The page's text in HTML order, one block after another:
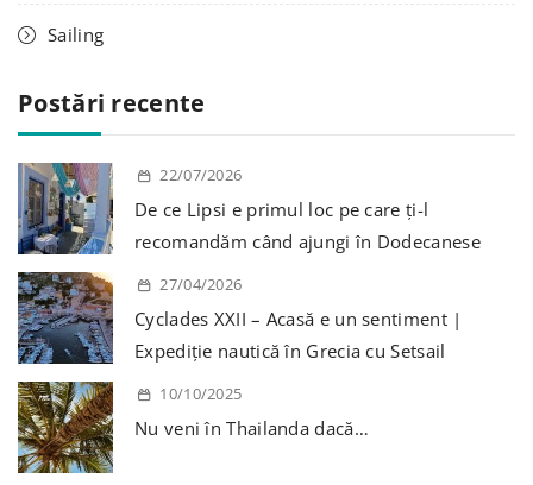
Sailing
Postări recente
22/07/2026
De ce Lipsi e primul loc pe care ți-l
recomandăm când ajungi în Dodecanese
27/04/2026
Cyclades XXII – Acasă e un sentiment |
Expediție nautică în Grecia cu Setsail
10/10/2025
Nu veni în Thailanda dacă…